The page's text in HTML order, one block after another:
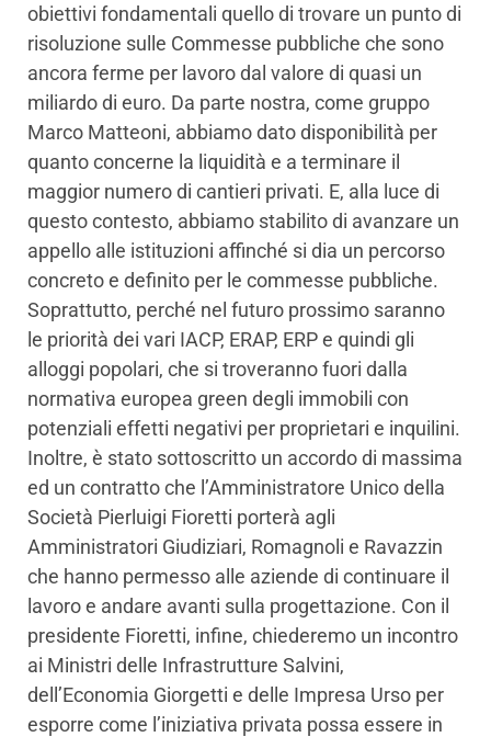
obiettivi fondamentali quello di trovare un punto di
risoluzione sulle Commesse pubbliche che sono
ancora ferme per lavoro dal valore di quasi un
miliardo di euro. Da parte nostra, come gruppo
Marco Matteoni, abbiamo dato disponibilità per
quanto concerne la liquidità e a terminare il
maggior numero di cantieri privati. E, alla luce di
questo contesto, abbiamo stabilito di avanzare un
appello alle istituzioni affinché si dia un percorso
concreto e definito per le commesse pubbliche.
Soprattutto, perché nel futuro prossimo saranno
le priorità dei vari IACP, ERAP, ERP e quindi gli
alloggi popolari, che si troveranno fuori dalla
normativa europea green degli immobili con
potenziali effetti negativi per proprietari e inquilini.
Inoltre, è stato sottoscritto un accordo di massima
ed un contratto che l’Amministratore Unico della
Società Pierluigi Fioretti porterà agli
Amministratori Giudiziari, Romagnoli e Ravazzin
che hanno permesso alle aziende di continuare il
lavoro e andare avanti sulla progettazione. Con il
presidente Fioretti, infine, chiederemo un incontro
ai Ministri delle Infrastrutture Salvini,
dell’Economia Giorgetti e delle Impresa Urso per
esporre come l’iniziativa privata possa essere in